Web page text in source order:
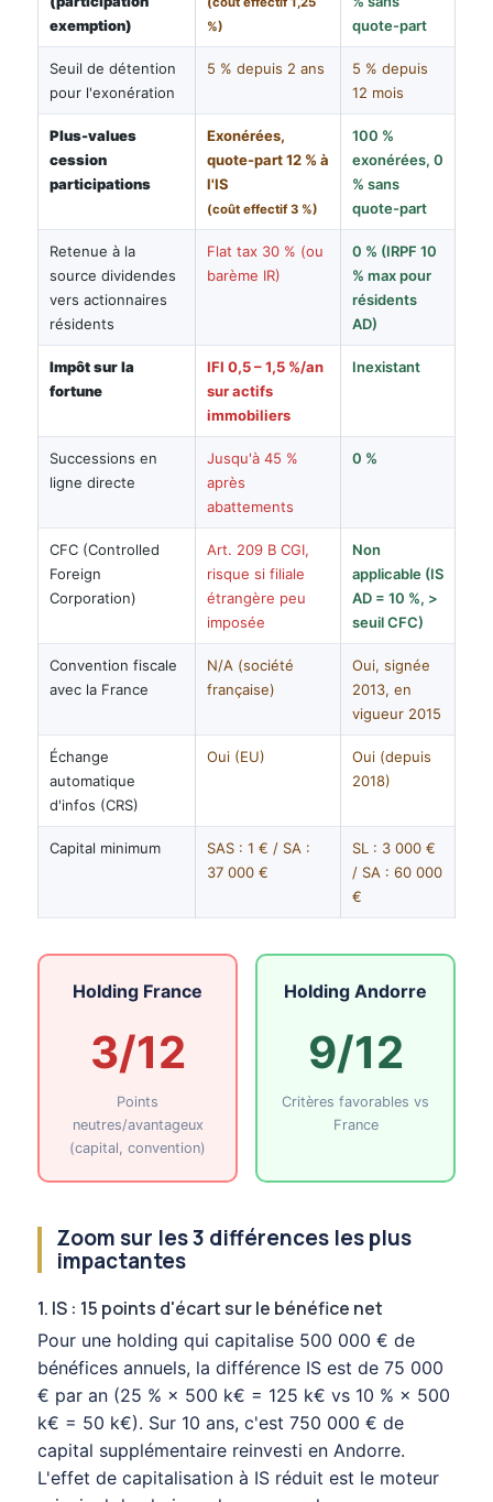
exemption)
%)
quote-part
Seuil de détention
pour l'exonération
5 % depuis 2 ans
5 % depuis
12 mois
Plus-values
cession
participations
Exonérées,
quote-part 12 % à
l'IS
(coût effectif 3 %)
100 %
exonérées, 0
% sans
quote-part
Retenue à la
source dividendes
vers actionnaires
résidents
Flat tax 30 % (ou
barème IR)
0 % (IRPF 10
% max pour
résidents
AD)
Impôt sur la
fortune
IFI 0,5 – 1,5 %/an
sur actifs
immobiliers
Inexistant
Successions en
ligne directe
Jusqu'à 45 %
après
abattements
0 %
CFC (Controlled
Foreign
Corporation)
Art. 209 B CGI,
risque si filiale
étrangère peu
imposée
Non
applicable (IS
AD = 10 %, >
seuil CFC)
Convention fiscale
avec la France
N/A (société
française)
Oui, signée
2013, en
vigueur 2015
Échange
automatique
d'infos (CRS)
Oui (EU)
Oui (depuis
2018)
Capital minimum
SAS : 1 € / SA :
37 000 €
SL : 3 000 €
/ SA : 60 000
€
Holding France
3/12
Points
neutres/avantageux
(capital, convention)
Holding Andorre
9/12
Critères favorables vs
France
Zoom sur les 3 différences les plus
impactantes
1. IS : 15 points d'écart sur le bénéfice net
Pour une holding qui capitalise 500 000 € de
bénéfices annuels, la différence IS est de 75 000
€ par an (25 % × 500 k€ = 125 k€ vs 10 % × 500
k€ = 50 k€). Sur 10 ans, c'est 750 000 € de
capital supplémentaire reinvesti en Andorre.
L'effet de capitalisation à IS réduit est le moteur